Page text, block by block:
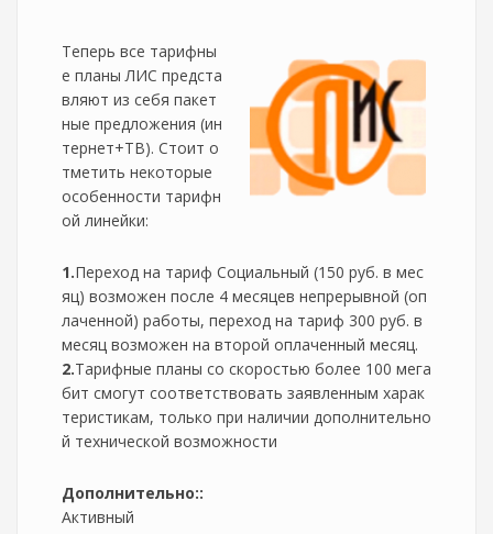
Теперь все тарифны
е планы ЛИС предста
вляют из себя пакет
ные предложения (ин
тернет+ТВ). Стоит о
тметить некоторые
особенности тарифн
ой линейки:
1.Переход на тариф Социальный (150 руб. в мес
яц) возможен после 4 месяцев непрерывной (оп
лаченной) работы, переход на тариф 300 руб. в
месяц возможен на второй оплаченный месяц.
2.Тарифные планы со скоростью более 100 мега
бит смогут соответствовать заявленным харак
теристикам, только при наличии дополнительно
й технической возможности
Дополнительно::
Активный